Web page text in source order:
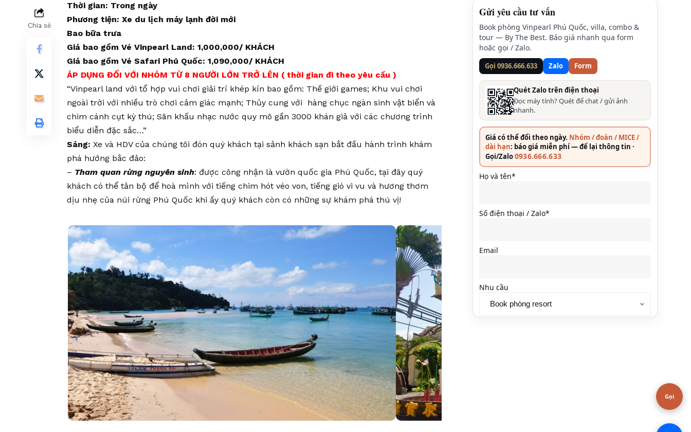
Chia sẻ
Thời gian: Trong ngày
Phương tiện: Xe du lịch máy lạnh đời mới
Bao bữa trưa
Giá bao gồm Vé Vinpearl Land: 1,000,000/ KHÁCH
Giá bao gồm Vé Safari Phú Quốc: 1,090,000/ KHÁCH
ÁP DỤNG ĐỐI VỚI NHÓM TỪ 8 NGƯỜI LỚN TRỞ LÊN ( thời gian đi theo yêu cầu )
“Vinpearl land với tổ hợp vui chơi giải trí khép kín bao gồm: Thế giới games; Khu vui chơi
ngoài trời với nhiều trò chơi cảm giác mạnh; Thủy cung với hàng chục ngàn sinh vật biển và
chim cánh cụt kỳ thú; Sân khấu nhạc nước quy mô gần 3000 khán giả với các chương trình
biểu diễn đặc sắc…”
Sáng: Xe và HDV của chúng tôi đón quý khách tại sảnh khách sạn bắt đầu hành trình khám
phá hướng bắc đảo:
– Tham quan rừng nguyên sinh: được công nhận là vườn quốc gia Phú Quốc, tại đây quý
khách có thể tản bộ để hoà mình với tiếng chim hót véo von, tiếng gió vi vu và hương thơm
dịu nhẹ của núi rừng Phú Quốc khi ấy quý khách còn có những sự khám phá thú vị!
Gửi yêu cầu tư vấn
Book phòng Vinpearl Phú Quốc, villa, combo &
tour — By The Best. Báo giá nhanh qua form
hoặc gọi / Zalo.
Gọi 0936.666.633 Zalo Form
Quét Zalo trên điện thoại
Đọc máy tính? Quét để chat / gửi ảnh
nhanh.
Giá có thể đổi theo ngày. Nhóm / đoàn / MICE /
dài hạn: báo giá miễn phí — để lại thông tin ·
Gọi/Zalo0936.666.633
Họ và tên*
Số điện thoại / Zalo*
Email
Nhu cầu
Gọi